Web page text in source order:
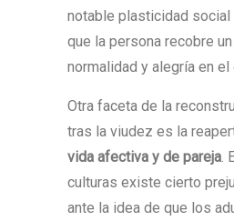
notable plasticidad social
que la persona recobre
normalidad y alegría en el
Otra faceta de la
tras la viudez es la
vida afectiva y de pareja.
culturas existe cierto
ante la idea de que los